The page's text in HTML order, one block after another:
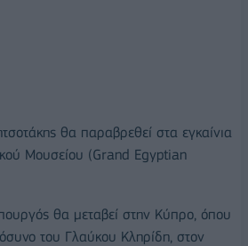
θα παραβρεθεί στα εγκαίνια
Μουσείου (Grand Egyptian
θα μεταβεί στην Κύπρο, όπου
του Γλαύκου Κληρίδη, στον